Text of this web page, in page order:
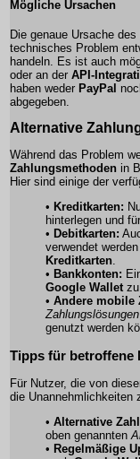
Mögliche Ursachen
Die genaue Ursache
technisches Problem
handeln. Es ist auch
oder an der API-
haben weder PayPal
abgegeben.
Alternative
Während das Problem
Zahlungsmethoden in
Hier sind einige der
• Kreditkarten:
hinterlegen und für
• Debitkarten:
verwendet
Kreditkarten
• Bankkonten:
Google Wallet
• Andere mobile
Zahlungslösungen
genutzt werden
Tipps für betroffene
Für Nutzer, die von
die Unannehmlichkeiten
• Alternative
oben genannten
• Regelmäßige